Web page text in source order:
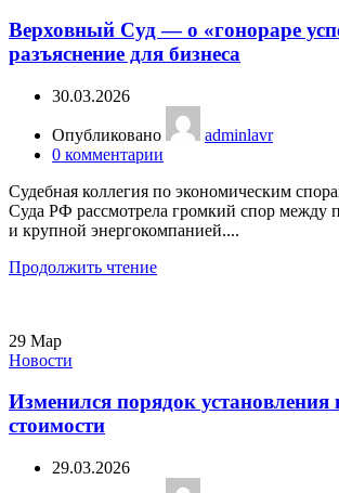
Верховный Суд — о «гонораре
разъяснение для бизнеса
30.03.2026
Опубликовано
adminlavr
0 комментарии
Судебная коллегия по экономическим
Суда РФ рассмотрела громкий спор между
и крупной энергокомпанией....
Продолжить чтение
29 Мар
Новости
Изменился порядок установления
стоимости
29.03.2026